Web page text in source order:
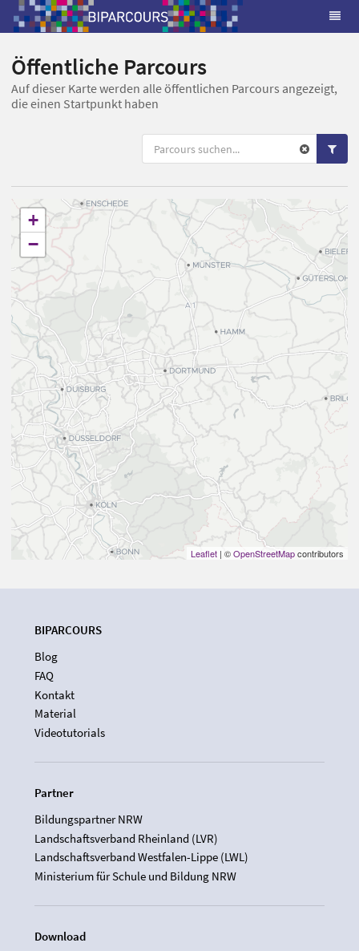
Öffentliche Parcours
Auf dieser Karte werden alle öffentlichen Parcours angezeigt,
die einen Startpunkt haben
+
−
Leaflet | ©OpenStreetMapcontributors
BIPARCOURS
Blog
FAQ
Kontakt
Material
Videotutorials
Partner
Bildungspartner NRW
Landschaftsverband Rheinland (LVR)
Landschaftsverband Westfalen-Lippe (LWL)
Ministerium für Schule und Bildung NRW
Download